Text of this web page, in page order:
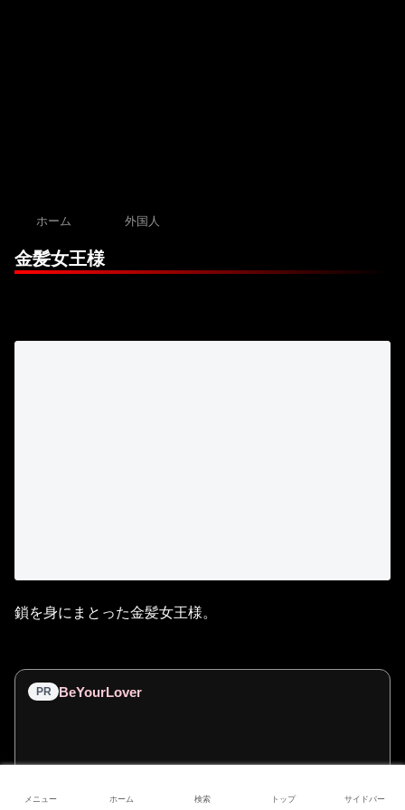
ホーム 外国人
金髪女王様
鎖を身にまとった金髪女王様。
PR BeYourLover
メニュー ホーム 検索 トップ サイドバー